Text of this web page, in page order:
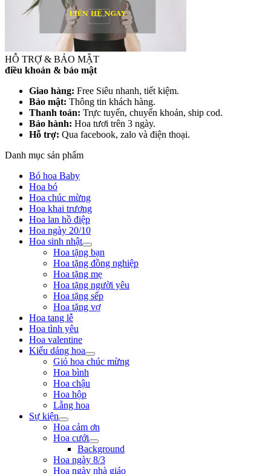
HỖ TRỢ & BẢO MẬT
điều khoản & bảo mật
Giao hàng: Free Siêu nhanh, tiết kiệm.
Bảo mật: Thông tin khách hàng.
Thanh toán: Trực tuyến, chuyển khoản, ship cod.
Bảo hành: Hoa tươi trên 3 ngày.
Hỗ trợ: Qua facebook, zalo và điện thoại.
Danh mục sản phẩm
Bó hoa Baby
Hoa bó
Hoa chúc mừng
Hoa khai trương
Hoa lan hồ điệp
Hoa ngày 20/10
Hoa sinh nhật
Hoa tặng bạn
Hoa tặng đồng nghiệp
Hoa tặng mẹ
Hoa tặng người yêu
Hoa tặng sếp
Hoa tặng vợ
Hoa tang lễ
Hoa tình yêu
Hoa valentine
Kiểu dáng hoa
Giỏ hoa chúc mừng
Hoa bình
Hoa chậu
Hoa hộp
Lẵng hoa
Sự kiện
Hoa cảm ơn
Hoa cưới
Background
Hoa ngày 8/3
Hoa ngày nhà giáo